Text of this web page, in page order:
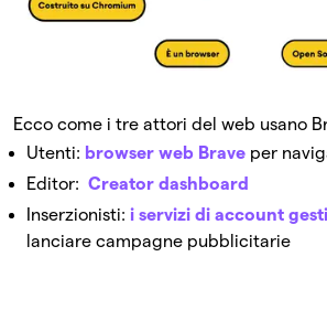
Ecco come i tre attori del web usano
Utenti: browser web Brave per
Editor: Creator dashboard
Inserzionisti: i servizi di account
lanciare campagne pubblicitarie